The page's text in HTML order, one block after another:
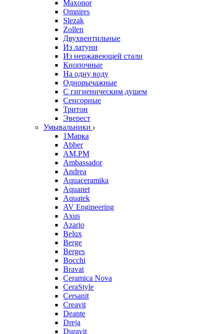
Maxonor
Omnires
Slezak
Zollen
Двухвентильные
Из латуни
Из нержавеющей стали
Кнопочные
На одну воду
Однорычажные
С гигиеническим душем
Сенсорные
Тритон
Эверест
Умывальники
1Марка
Abber
AM.PM
Ambassador
Andrea
Aquaceramika
Aquanet
Aquatek
AV Engineering
Axus
Azario
Belux
Berge
Berges
Bocchi
Bravat
Ceramica Nova
CeraStyle
Cersanit
Creavit
Deante
Dreja
Duravit